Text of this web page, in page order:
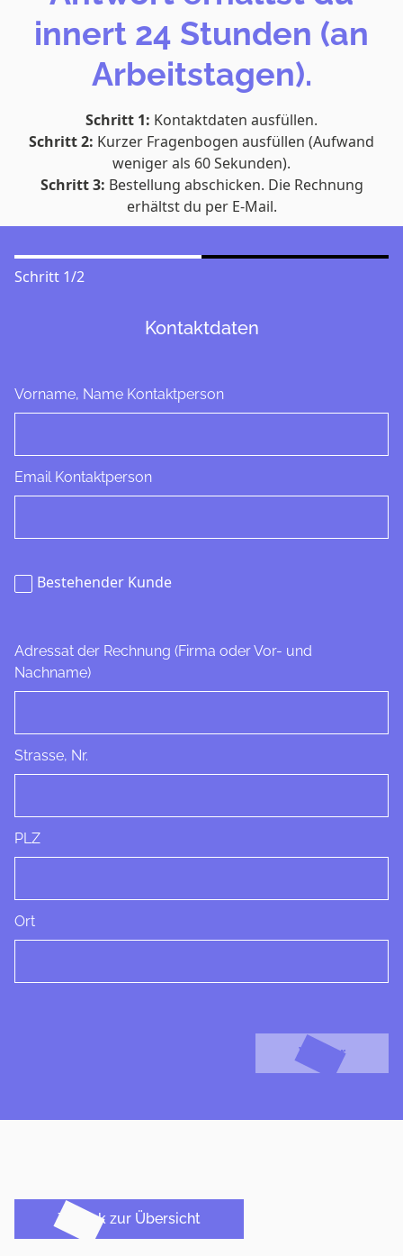
innert 24 Stunden (an
Arbeitstagen).
Schritt 1: Kontaktdaten ausfüllen.
Schritt 2: Kurzer Fragenbogen ausfüllen (Aufwand
weniger als 60 Sekunden).
Schritt 3: Bestellung abschicken. Die Rechnung
erhältst du per E-Mail.
Schritt 1/2
Kontaktdaten
Vorname, Name Kontaktperson
Email Kontaktperson
Bestehender Kunde
Adressat der Rechnung (Firma oder Vor- und
Nachname)
Strasse, Nr.
PLZ
Ort
Weiter
Zurück zur Übersicht